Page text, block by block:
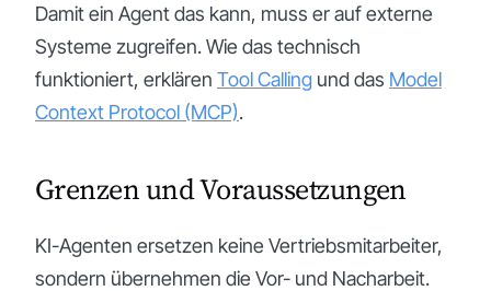
Damit ein Agent das kann, muss er auf externe
Systeme zugreifen. Wie das technisch
funktioniert, erklären Tool Calling und das Model
Context Protocol (MCP).
Grenzen und Voraussetzungen
KI-Agenten ersetzen keine Vertriebsmitarbeiter,
sondern übernehmen die Vor- und Nacharbeit.